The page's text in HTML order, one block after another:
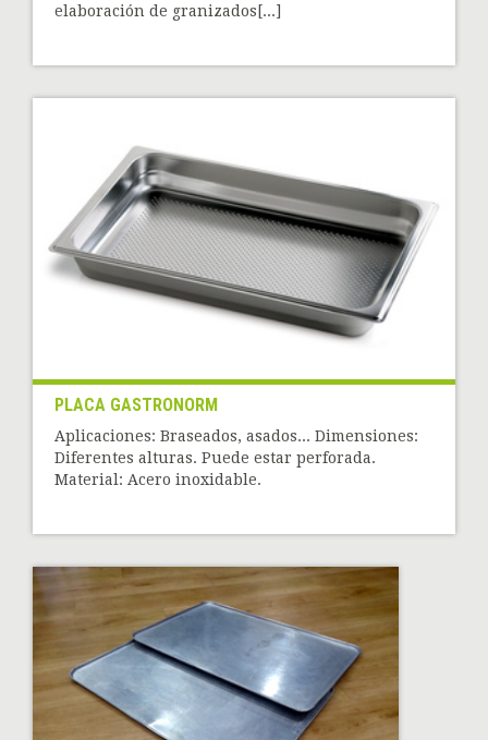
elaboración de granizados[...]
PLACA GASTRONORM
Aplicaciones: Braseados, asados... Dimensiones:
Diferentes alturas. Puede estar perforada.
Material: Acero inoxidable.